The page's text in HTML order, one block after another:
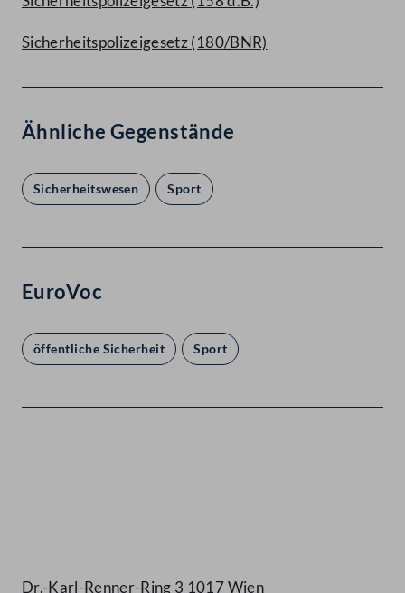
Sicherheitspolizeigesetz (180/BNR)
Ähnliche Gegenstände
Sicherheitswesen Sport
EuroVoc
öffentliche Sicherheit Sport
Dr.-Karl-Renner-Ring 3 1017 Wien